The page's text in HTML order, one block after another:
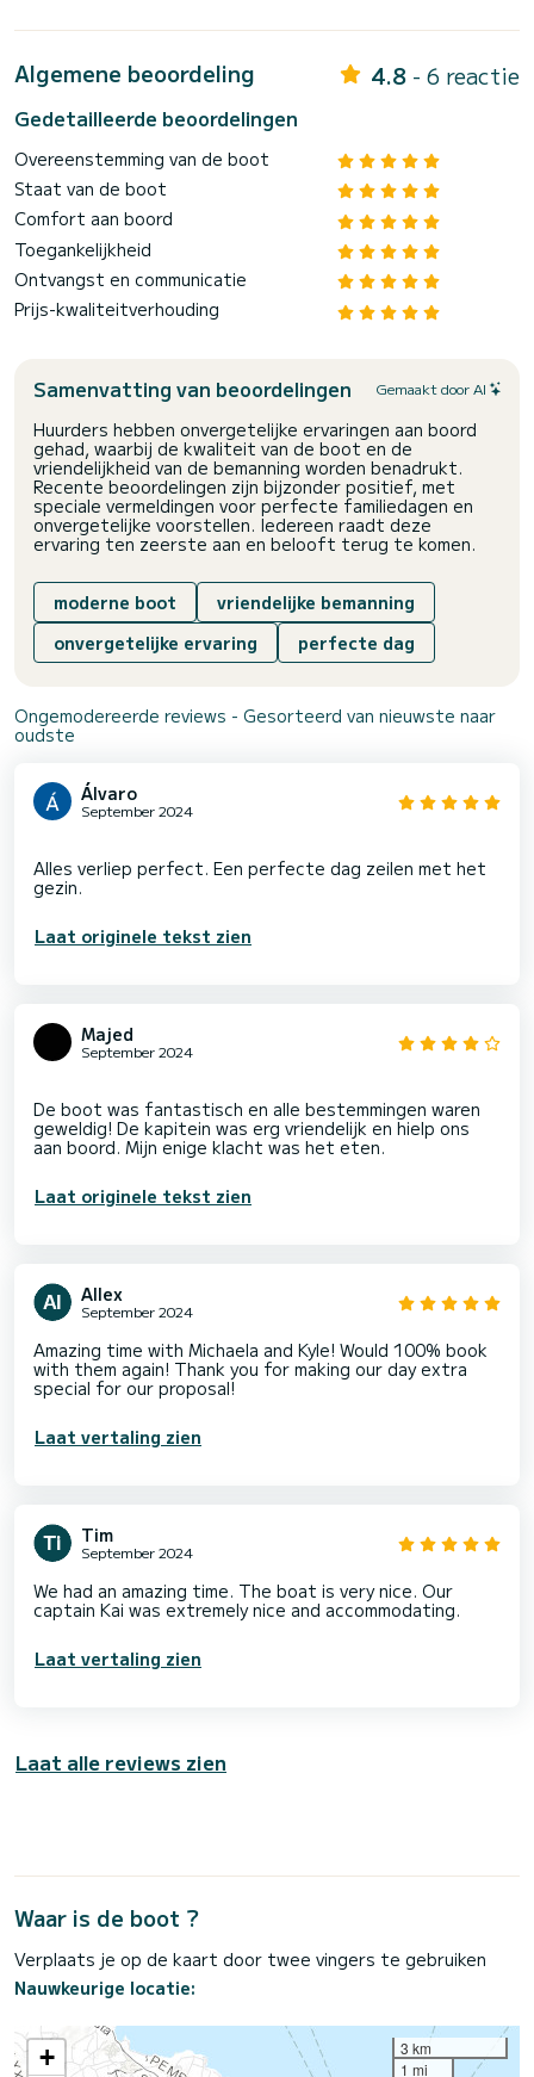
Algemene beoordeling 4.8 - 6 reactie
Gedetailleerde beoordelingen
Overeenstemming van de boot
Staat van de boot
Comfort aan boord
Toegankelijkheid
Ontvangst en communicatie
Prijs-kwaliteitverhouding
Samenvatting van beoordelingen Gemaakt door AI
Huurders hebben onvergetelijke ervaringen aan boord
gehad, waarbij de kwaliteit van de boot en de
vriendelijkheid van de bemanning worden benadrukt.
Recente beoordelingen zijn bijzonder positief, met
speciale vermeldingen voor perfecte familiedagen en
onvergetelijke voorstellen. Iedereen raadt deze
ervaring ten zeerste aan en belooft terug te komen.
moderne boot
vriendelijke bemanning
onvergetelijke ervaring
perfecte dag
Ongemodereerde reviews - Gesorteerd van nieuwste naar
oudste
Álvaro
September 2024
Alles verliep perfect. Een perfecte dag zeilen met het
Laat originele tekst zien
Majed
September 2024
De boot was fantastisch en alle bestemmingen waren
geweldig! De kapitein was erg vriendelijk en hielp ons
Laat originele tekst zien
Allex
September 2024
Amazing time with Michaela and Kyle! Would 100% book
with them again! Thank you for making our day extra
special for our proposal!
Laat vertaling zien
Tim
September 2024
We had an amazing time. The boat is very nice. Our
captain Kai was extremely nice and accommodating.
Laat vertaling zien
Laat alle reviews zien
Waar is de boot ?
Verplaats je op de kaart door twee vingers te gebruiken
Nauwkeurige locatie:
+
3 km
1 mi